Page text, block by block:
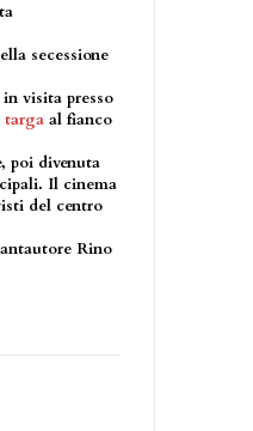
secessione
visita presso
targa al fianco
poi divenuta
Il cinema
del centro
Rino